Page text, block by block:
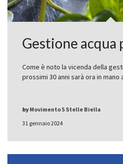
Gestione acqua
Come è noto la vicenda della
prossimi 30 anni sarà ora in
31 gennaio 2024
by Movimento 5 Stelle Biella